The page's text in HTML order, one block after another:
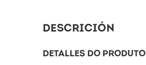
DESCRICIÓN
DETALLES DO PRODUTO